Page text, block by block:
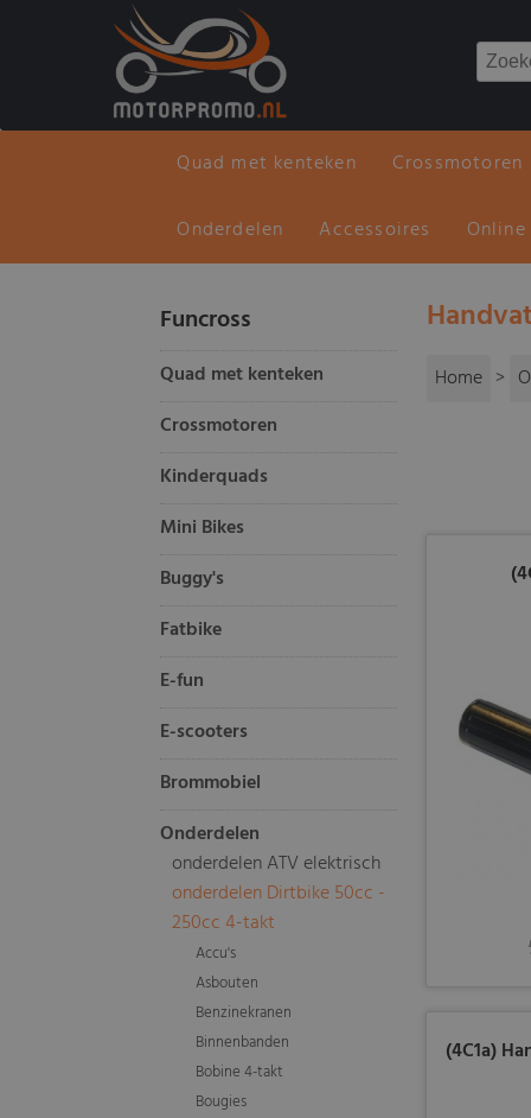
Quad met kenteken Crossmotoren
Onderdelen Accessoires
Funcross
Quad met kenteken
Crossmotoren
Kinderquads
Mini Bikes
Buggy's
Fatbike
E-fun
E-scooters
Brommobiel
Onderdelen
onderdelen ATV elektrisch
onderdelen Dirtbike 50cc -
250cc 4-takt
Accu's
Asbouten
Benzinekranen
Binnenbanden
Bobine 4-takt
Bougies
Home >
(4C1a)